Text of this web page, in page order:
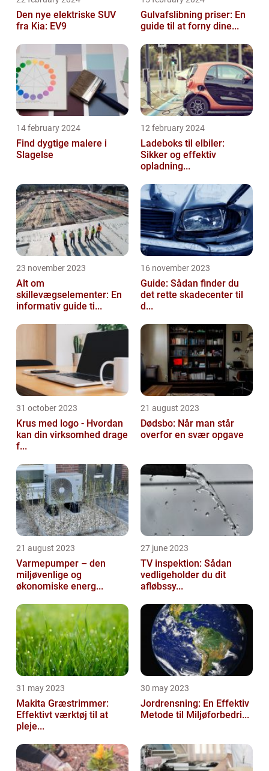
Den nye elektriske SUV
fra Kia: EV9
Gulvafslibning priser: En
guide til at forny dine...
14 february 2024
Find dygtige malere i
Slagelse
12 february 2024
Ladeboks til elbiler:
Sikker og effektiv
opladning...
23 november 2023
Alt om
skillevægselementer: En
informativ guide ti...
16 november 2023
Guide: Sådan finder du
det rette skadecenter til
d...
31 october 2023
Krus med logo - Hvordan
kan din virksomhed drage
f...
21 august 2023
Dødsbo: Når man står
overfor en svær opgave
21 august 2023
Varmepumper – den
miljøvenlige og
økonomiske energ...
27 june 2023
TV inspektion: Sådan
vedligeholder du dit
afløbssy...
31 may 2023
Makita Græstrimmer:
Effektivt værktøj til at
pleje...
30 may 2023
Jordrensning: En Effektiv
Metode til Miljøforbedri...